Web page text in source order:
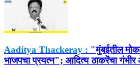
Aaditya Thackeray : "मुंबईतील
भाजपचा प्रयत्न"; आदित्य ठाकरेंचा गंभीर